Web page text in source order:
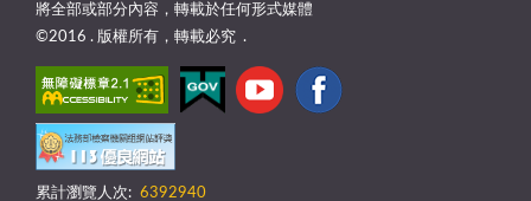
將全部或部分內容，轉載於任何形式媒體
©2016 . 版權所有，轉載必究 .
累計瀏覽人次: 6392940